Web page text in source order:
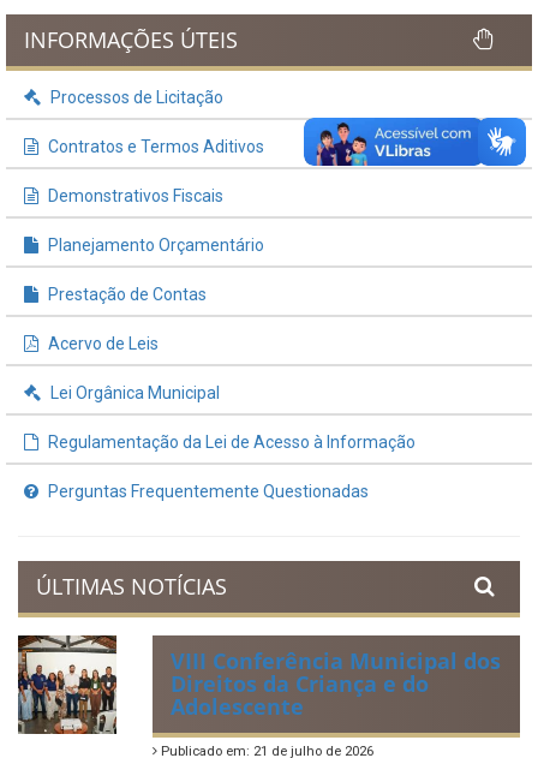
INFORMAÇÕES ÚTEIS
Acervo de Leis
Lei Orgânica Municipal
Regulamentação da Lei de Acesso à Informação
Perguntas Frequentemente Questionadas